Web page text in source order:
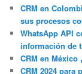
CRM en
sus procesos
WhatsApp API
información de
CRM en México
CRM 2024 para